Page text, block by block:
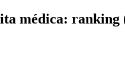
médica: ranking